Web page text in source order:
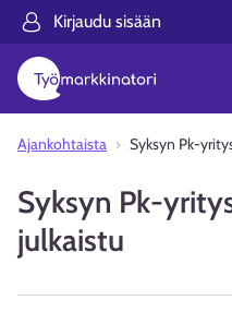
Kirjaudu sisään
Ajankohtaista Syksyn Pk-
Syksyn Pk-
julkaistu